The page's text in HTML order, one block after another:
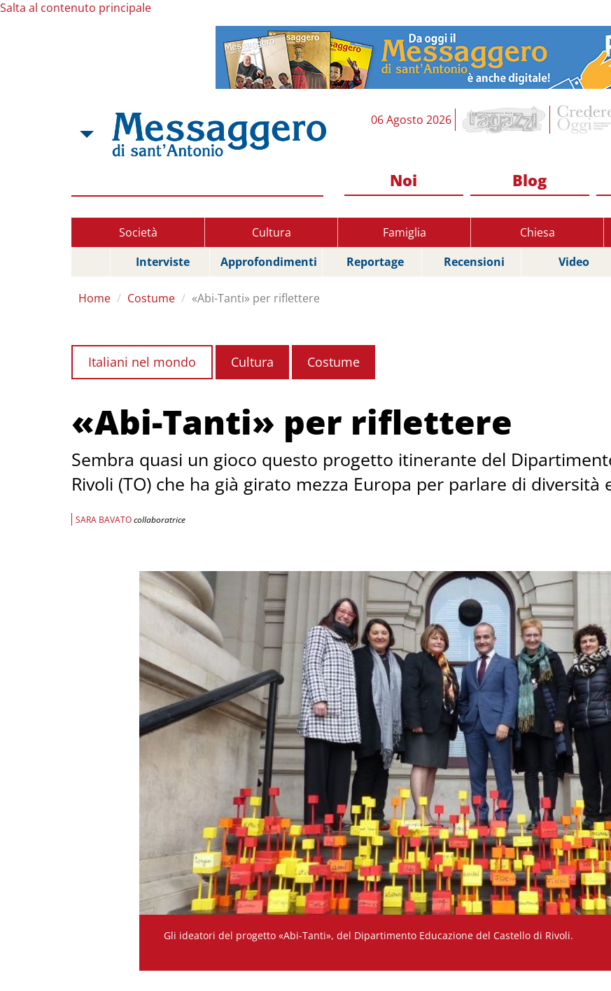
Salta al contenuto principale
06 Agosto 2026
Noi Blog
Società Cultura Famiglia Chiesa
Interviste
Approfondimenti Reportage Recensioni Video
Home Costume «Abi-Tanti» per riflettere
Italiani nel mondo Cultura Costume
«Abi-Tanti» per riflettere
Sembra quasi un gioco questo progetto itinerante del
Rivoli (TO) che ha già girato mezza Europa per parlare di diversità
SARA BAVATOcollaboratrice
Gli ideatori del progetto «Abi-Tanti», del Dipartimento Educazione del Castello di Rivoli.